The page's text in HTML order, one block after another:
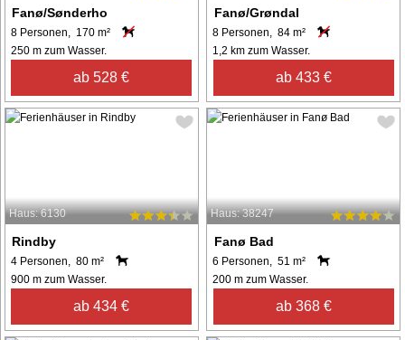
Fanø/Sønderho
8 Personen, 170 m²
250 m zum Wasser.
ab 528 €
Fanø/Grøndal
8 Personen, 84 m²
1,2 km zum Wasser.
ab 433 €
Haus: 6130
Rindby
4 Personen, 80 m²
900 m zum Wasser.
ab 434 €
Haus: 38247
Fanø Bad
6 Personen, 51 m²
200 m zum Wasser.
ab 368 €